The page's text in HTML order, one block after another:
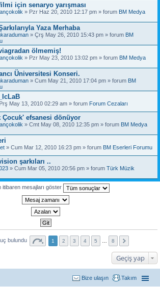
için senaryo yarışması
» Pzr Haz 20, 2010 12:17 pm » forum BM Medya
Yaza Merhaba
» Çrş May 26, 2010 15:43 pm » forum BM
ölmemiş!
» Pzr May 23, 2010 13:02 pm » forum BM Medya
Üniversitesi Konseri.
» Cum May 21, 2010 17:04 pm » forum BM
May 13, 2010 02:29 am » forum Forum Cezaları
Çocuk' efsanesi dönüyor
» Cmt May 08, 2010 12:35 pm » forum BM Medya
» Cum Mar 12, 2010 16:23 pm » forum BM Eserleri Forumu
şarkıları ..
» Cum Mar 05, 2010 20:56 pm » forum Türk Müzik
itibaren mesajları göster
bulundu 1 2 3 4 5 8
Geçiş yap
Takım
Bize ulaşın